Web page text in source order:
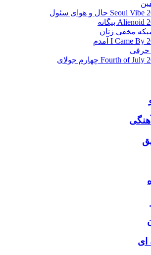
مخفی زنان
حرفی
ای